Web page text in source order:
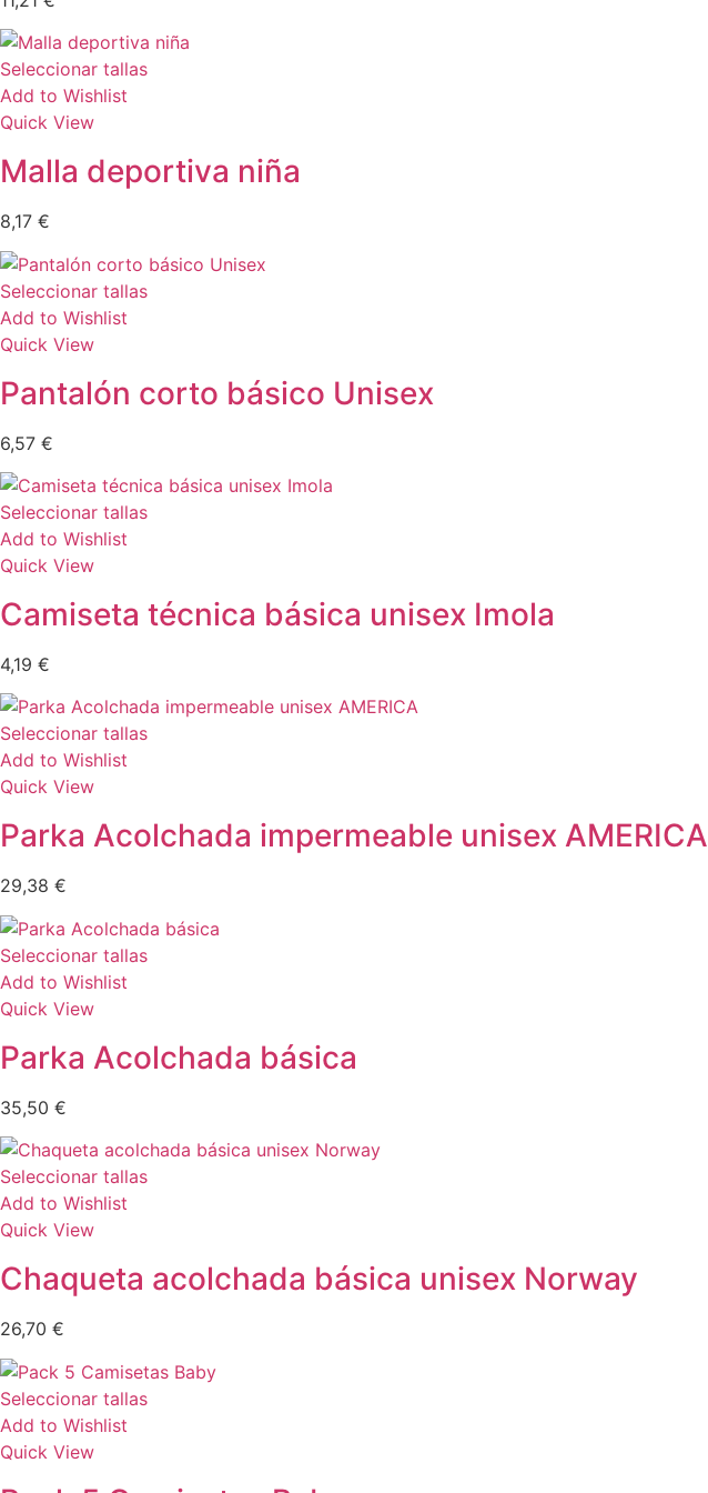
Seleccionar tallas
Add to Wishlist
Quick View
Malla deportiva niña
8,17 €
Seleccionar tallas
Add to Wishlist
Quick View
Pantalón corto básico Unisex
6,57 €
Seleccionar tallas
Add to Wishlist
Quick View
Camiseta técnica básica unisex Imola
4,19 €
Seleccionar tallas
Add to Wishlist
Quick View
Parka Acolchada impermeable unisex AMERICA
29,38 €
Seleccionar tallas
Add to Wishlist
Quick View
Parka Acolchada básica
35,50 €
Seleccionar tallas
Add to Wishlist
Quick View
Chaqueta acolchada básica unisex Norway
26,70 €
Seleccionar tallas
Add to Wishlist
Quick View